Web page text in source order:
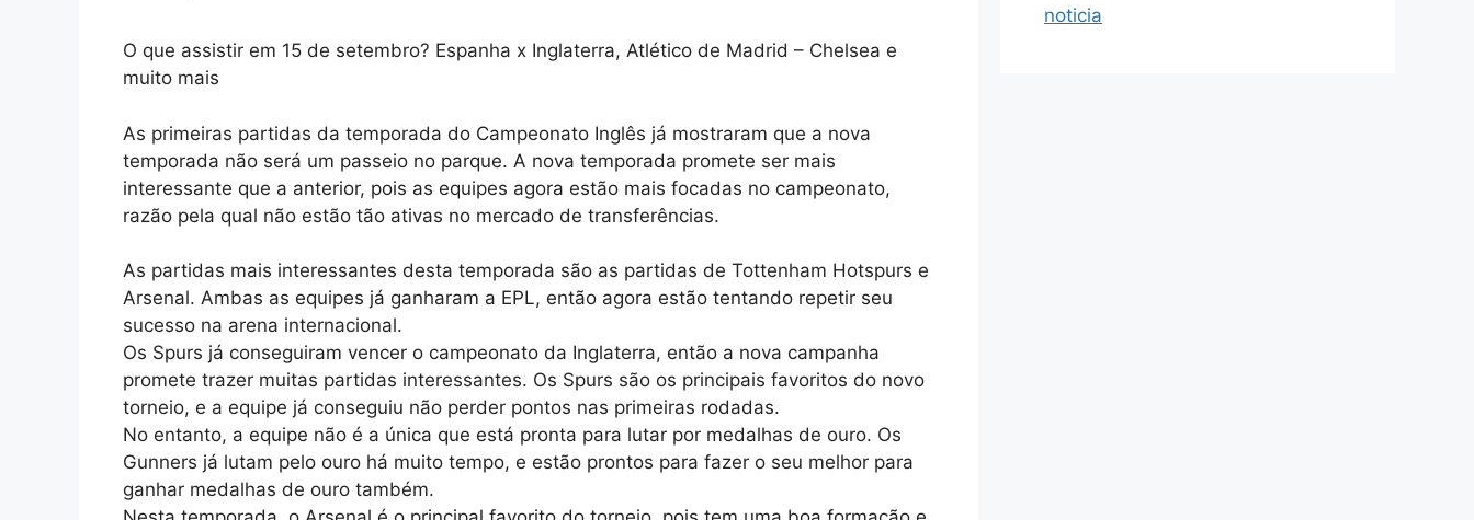
O que assistir em 15 de setembro? Espanha x Inglaterra, Atlético de Madrid – Chelsea e
muito mais
As primeiras partidas da temporada do Campeonato Inglês já mostraram que a nova
temporada não será um passeio no parque. A nova temporada promete ser mais
interessante que a anterior, pois as equipes agora estão mais focadas no campeonato,
razão pela qual não estão tão ativas no mercado de transferências.
As partidas mais interessantes desta temporada são as partidas de Tottenham Hotspurs e
Arsenal. Ambas as equipes já ganharam a EPL, então agora estão tentando repetir seu
sucesso na arena internacional.
Os Spurs já conseguiram vencer o campeonato da Inglaterra, então a nova campanha
promete trazer muitas partidas interessantes. Os Spurs são os principais favoritos do novo
torneio, e a equipe já conseguiu não perder pontos nas primeiras rodadas.
No entanto, a equipe não é a única que está pronta para lutar por medalhas de ouro. Os
Gunners já lutam pelo ouro há muito tempo, e estão prontos para fazer o seu melhor para
ganhar medalhas de ouro também.
noticia